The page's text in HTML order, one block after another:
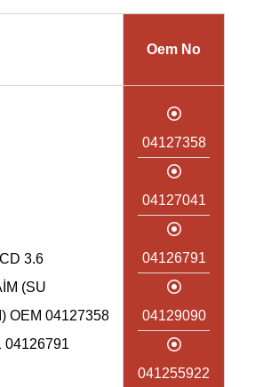
Oem No
3.6
(SU
OEM 04127358
04126791
04127358
04127041
04126791
04129090
041255922